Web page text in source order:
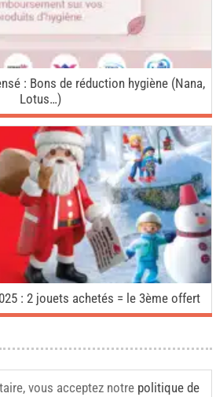
: Bons de réduction hygiène (Nana,
Lotus…)
: 2 jouets achetés = le 3ème offert
vous acceptez notre politique de